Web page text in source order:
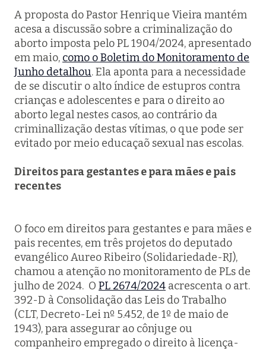
A proposta do Pastor Henrique Vieira mantém
acesa a discussão sobre a criminalização do
aborto imposta pelo PL 1904/2024, apresentado
em maio, como o Boletim do Monitoramento de
Junho detalhou. Ela aponta para a necessidade
de se discutir o alto índice de estupros contra
crianças e adolescentes e para o direito ao
aborto legal nestes casos, ao contrário da
criminallização destas vítimas, o que pode ser
evitado por meio educaçaõ sexual nas escolas.
Direitos para gestantes e para mães e pais
recentes
O foco em direitos para gestantes e para mães e
pais recentes, em três projetos do deputado
evangélico Aureo Ribeiro (Solidariedade-RJ),
chamou a atenção no monitoramento de PLs de
julho de 2024. O PL 2674/2024 acrescenta o art.
392-D à Consolidação das Leis do Trabalho
(CLT, Decreto-Lei nº 5.452, de 1º de maio de
1943), para assegurar ao cônjuge ou
companheiro empregado o direito à licença-